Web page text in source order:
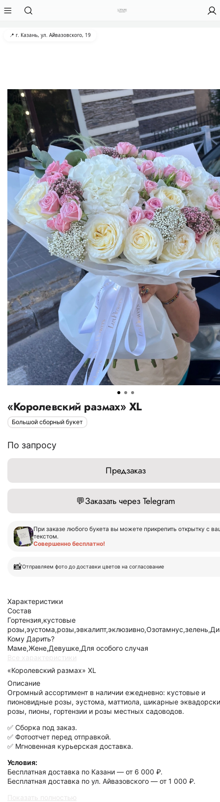
📍 г. Казань, ул. Айвазовского, 19
Предзаказ
«Королевский размах» XL
Большой сборный букет
По запросу
Предзаказ
💬Заказать через Telegram
При заказе любого букета вы можете прикрепить открытку с
текстом.
Совершенно бесплатно!
📸Отправляем фото до доставки цветов на согласование
Характеристики
Состав
Гортензия,кустовые
Кому Дарить?
Маме,Жене,Девушке,Для особого случая
Все характеристики
«Королевский размах» XL
Описание
Огромный ассортимент в наличии ежедневно: кустовые и
пионовидные розы, эустома, маттиола, шикарные
розы, пионы, гортензии и розы местных садоводов.
✅ Сборка под заказ.
✅ Фотоотчет перед отправкой.
✅ Мгновенная курьерская доставка.
Условия:
Бесплатная доставка по Казани — от 6 000 ₽.
Бесплатная доставка по ул. Айвазовского — от 1 000 ₽.
Показать полностью